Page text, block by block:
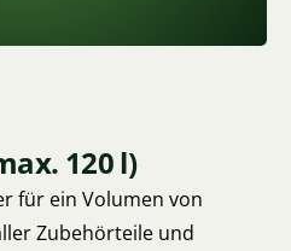
120 l)
für ein Volumen von
Zubehörteile und